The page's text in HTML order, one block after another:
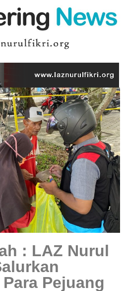
: LAZ Nurul
Pejuang